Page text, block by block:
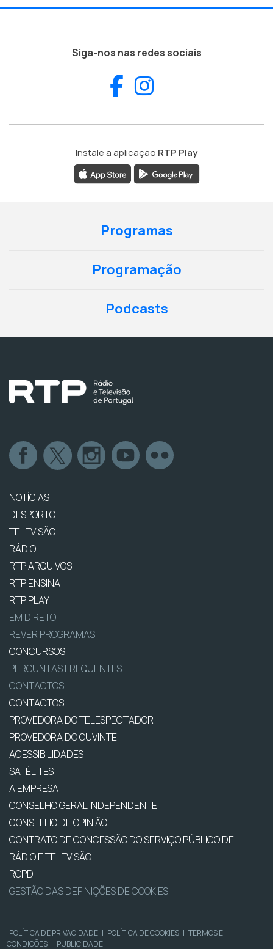
Siga-nos nas redes sociais
Facebook
Instale a aplicação RTP Play
Programas
Programação
Podcasts
NOTÍCIAS
DESPORTO
TELEVISÃO
RÁDIO
RTP ARQUIVOS
RTP ENSINA
RTP PLAY
EM DIRETO
REVER PROGRAMAS
CONCURSOS
PERGUNTAS FREQUENTES
CONTACTOS
CONTACTOS
PROVEDORA DO TELESPECTADOR
PROVEDORA DO OUVINTE
ACESSIBILIDADES
SATÉLITES
A EMPRESA
CONSELHO GERAL INDEPENDENTE
CONSELHO DE OPINIÃO
CONTRATO DE CONCESSÃO DO SERVIÇO PÚBLICO DE
RÁDIO E TELEVISÃO
RGPD
GESTÃO DAS DEFINIÇÕES DE COOKIES
POLÍTICA DE PRIVACIDADE | POLÍTICA DE COOKIES | TERMOS E
CONDIÇÕES | PUBLICIDADE